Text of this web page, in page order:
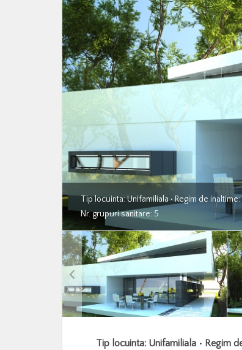
Tip locuinta: Unifamiliala • Regim de
Nr. grupuri sanitare: 5
Tip locuinta: Unifamiliala • Regim